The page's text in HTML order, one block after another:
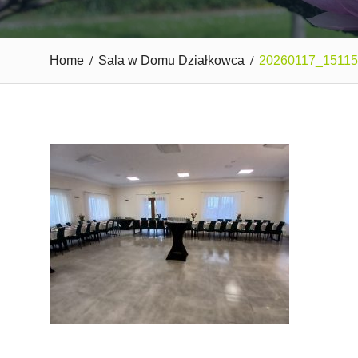
Home Sala w Domu Działkowca